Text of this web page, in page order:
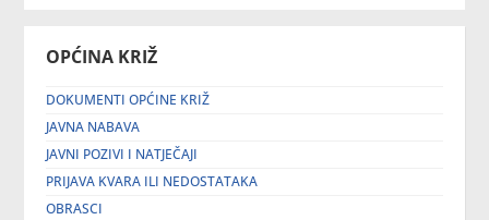
OPĆINA KRIŽ
DOKUMENTI OPĆINE KRIŽ
JAVNA NABAVA
JAVNI POZIVI I NATJEČAJI
PRIJAVA KVARA ILI NEDOSTATAKA
OBRASCI